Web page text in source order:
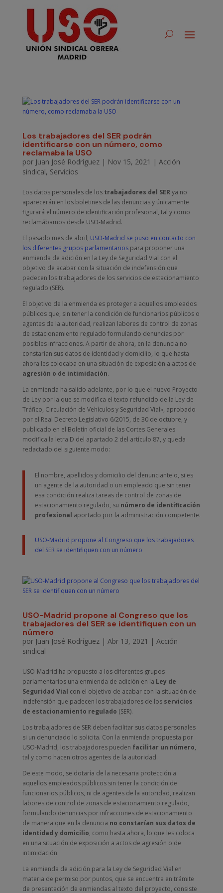
Los trabajadores del SER podrán
identificarse con un número, como
reclamaba la USO
por Juan José Rodríguez| Nov 15, 2021 | Acción
sindical, Servicios
Los datos personales de lostrabajadores del SERya no
aparecerán en los boletines de las denuncias y únicamente
figurará el número de identificación profesional, tal y como
reclamábamos desde USO-Madrid.
El pasado mes de abril, USO-Madrid se puso en contacto con
los diferentes grupos parlamentariospara proponer una
enmienda de adición en la Ley de Seguridad Vial con el
objetivo de acabar con la situación de indefensión que
padecen los trabajadores de los servicios de estacionamiento
regulado (SER).
El objetivo de la enmienda es proteger a aquellos empleados
públicos que, sin tener la condición de funcionarios públicos o
agentes de la autoridad, realizan labores de control de zonas
de estacionamiento regulado formulando denuncias por
posibles infracciones. A partir de ahora, en la denuncia no
constarían sus datos de identidad y domicilio, lo que hasta
ahora les colocaba en una situación de exposición a actos de
agresión o de intimidación.
La enmienda ha salido adelante, por lo que el nuevo Proyecto
de Ley por la que se modifica el texto refundido de la Ley de
Tráfico, Circulación de Vehículos y Seguridad Vial», aprobado
por el Real Decreto Legislativo 6/2015, de 30 de octubre, y
publicado en el Boletín oficial de las Cortes Generales
modifica la letra D del apartado 2 del artículo 87, y queda
redactado del siguiente modo:
El nombre, apellidos y domicilio del denunciante o, si es
un agente de la autoridad o un empleado que sin tener
esa condición realiza tareas de control de zonas de
estacionamiento regulado, su número de identificación
profesional aportado por la administración competente.
USO-Madrid propone al Congreso que los trabajadores
del SER se identifiquen con un número
USO-Madrid propone al Congreso que los
trabajadores del SER se identifiquen con un
número
por Juan José Rodríguez| Abr 13, 2021 | Acción
sindical
USO-Madrid ha propuesto a los diferentes grupos
parlamentarios una enmienda de adición en la Ley de
Seguridad Vial con el objetivo de acabar con la situación de
indefensión que padecen los trabajadores de losservicios
de estacionamiento regulado (SER).
Los trabajadores de SER deben facilitar sus datos personales
si un denunciado lo solicita. Con la enmienda propuesta por
USO-Madrid, los trabajadores pueden facilitar un número,
tal y como hacen otros agentes de la autoridad.
De este modo, se dotaría de la necesaria protección a
aquellos empleados públicos sin tener la condición de
funcionarios públicos, ni de agentes de la autoridad, realizan
labores de control de zonas de estacionamiento regulado,
formulando denuncias por infracciones de estacionamiento
de manera que en la denuncia no constarían sus datos de
identidad y domicilio, como hasta ahora, lo que les coloca
en una situación de exposición a actos de agresión o de
intimidación.
La enmienda de adición para la Ley de Seguridad Vial en
materia de permiso por puntos, que se encuentra en trámite
de presentación de enmiendas al texto del proyecto, consiste